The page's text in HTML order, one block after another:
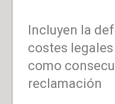
Incluyen la
costes
como
reclamación